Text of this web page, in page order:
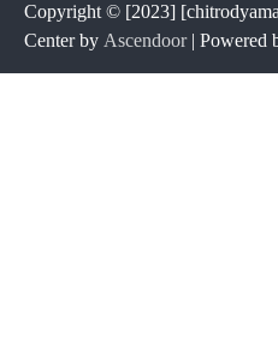
Copyright © [2023]
Center by Ascendoor| Powered